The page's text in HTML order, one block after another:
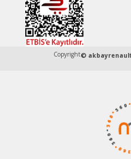
Copyright©